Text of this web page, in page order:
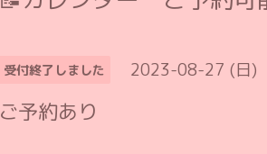
受付終了しました 2023-08-27 (日)
ご予約あり